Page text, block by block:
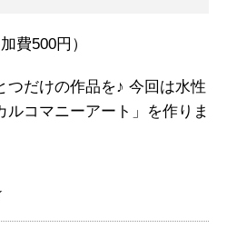
費500円）
つだけの作品を♪ 今回は水性
コマニーアート」を作りま